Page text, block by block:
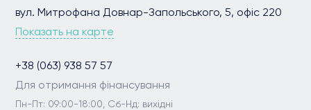
вул. Митрофана Довнар-Запольського, 5, офіс 220
Показать на карте
+38 (063) 938 57 57
Для отримання фінансування
Пн-Пт: 09:00-18:00, Сб-Нд: вихідні